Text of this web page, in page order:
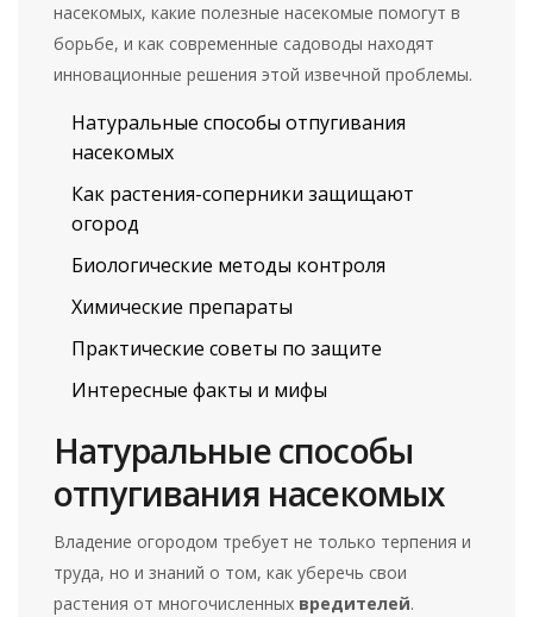
насекомых, какие полезные насекомые помогут в
борьбе, и как современные садоводы находят
инновационные решения этой извечной проблемы.
Натуральные способы отпугивания
насекомых
Как растения-соперники защищают
огород
Биологические методы контроля
Химические препараты
Практические советы по защите
Интересные факты и мифы
Натуральные способы
отпугивания насекомых
Владение огородом требует не только терпения и
труда, но и знаний о том, как уберечь свои
растения от многочисленных вредителей.